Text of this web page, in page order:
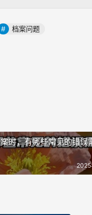
档案问题
时，有哪些常见的错误
2025